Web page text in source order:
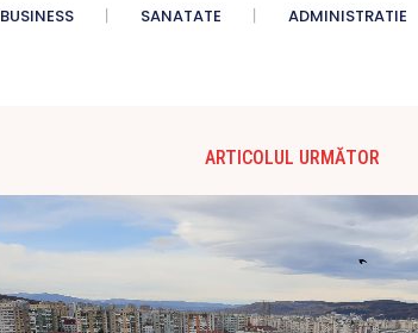
BUSINESS SANATATE ADMINISTRATIE
ARTICOLUL URMĂTOR